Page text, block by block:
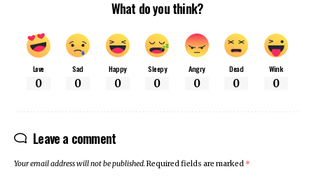
What do you think?
Love
0
Sad
0
Happy
0
Sleepy
0
Angry
0
Dead
0
Wink
0
Leave a comment
Your email address will not be published.Required fields are marked *